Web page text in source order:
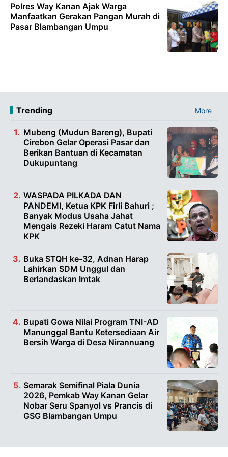
Polres Way Kanan Ajak Warga
Manfaatkan Gerakan Pangan Murah di
Pasar Blambangan Umpu
Trending More
Mubeng (Mudun Bareng), Bupati
Cirebon Gelar Operasi Pasar dan
Berikan Bantuan di Kecamatan
Dukupuntang
WASPADA PILKADA DAN
PANDEMI, Ketua KPK Firli Bahuri ;
Banyak Modus Usaha Jahat
Mengais Rezeki Haram Catut Nama
KPK
Buka STQH ke-32, Adnan Harap
Lahirkan SDM Unggul dan
Berlandaskan Imtak
Bupati Gowa Nilai Program TNI-AD
Manunggal Bantu Ketersediaan Air
Bersih Warga di Desa Nirannuang
Semarak Semifinal Piala Dunia
2026, Pemkab Way Kanan Gelar
Nobar Seru Spanyol vs Prancis di
GSG Blambangan Umpu